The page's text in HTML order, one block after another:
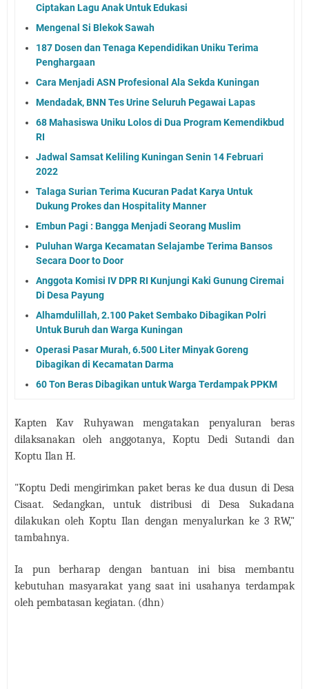
Ciptakan Lagu Anak Untuk Edukasi
Mengenal Si Blekok Sawah
187 Dosen dan Tenaga Kependidikan Uniku Terima
Penghargaan
Cara Menjadi ASN Profesional Ala Sekda Kuningan
Mendadak, BNN Tes Urine Seluruh Pegawai Lapas
68 Mahasiswa Uniku Lolos di Dua Program Kemendikbud
RI
Jadwal Samsat Keliling Kuningan Senin 14 Februari
2022
Talaga Surian Terima Kucuran Padat Karya Untuk
Dukung Prokes dan Hospitality Manner
Embun Pagi : Bangga Menjadi Seorang Muslim
Puluhan Warga Kecamatan Selajambe Terima Bansos
Secara Door to Door
Anggota Komisi IV DPR RI Kunjungi Kaki Gunung Ciremai
Di Desa Payung
Alhamdulillah, 2.100 Paket Sembako Dibagikan Polri
Untuk Buruh dan Warga Kuningan
Operasi Pasar Murah, 6.500 Liter Minyak Goreng
Dibagikan di Kecamatan Darma
60 Ton Beras Dibagikan untuk Warga Terdampak PPKM
Kapten Kav Ruhyawan mengatakan penyaluran beras
dilaksanakan oleh anggotanya, Koptu Dedi Sutandi dan
Koptu Ilan H.
"Koptu Dedi mengirimkan paket beras ke dua dusun di Desa
Cisaat. Sedangkan, untuk distribusi di Desa Sukadana
dilakukan oleh Koptu Ilan dengan menyalurkan ke 3 RW,"
tambahnya.
Ia pun berharap dengan bantuan ini bisa membantu
kebutuhan masyarakat yang saat ini usahanya terdampak
oleh pembatasan kegiatan. (dhn)